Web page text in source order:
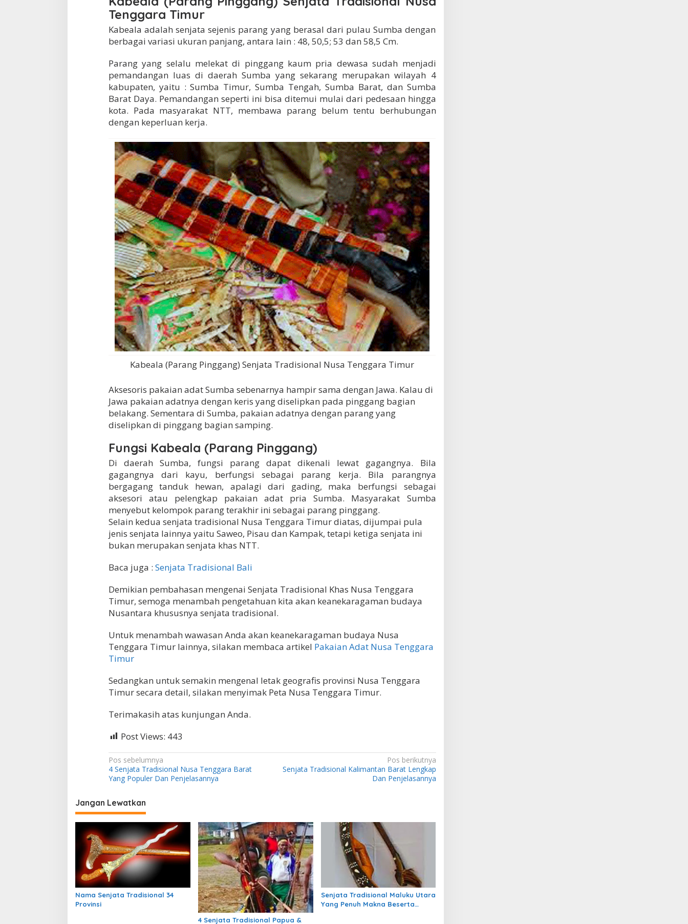
Tenggara Timur
Kabeala adalah senjata sejenis parang yang berasal dari pulau Sumba dengan
berbagai variasi ukuran panjang, antara lain : 48, 50,5; 53 dan 58,5 Cm.
Parang yang selalu melekat di pinggang kaum pria dewasa sudah menjadi
pemandangan luas di daerah Sumba yang sekarang merupakan wilayah 4
kabupaten, yaitu : Sumba Timur, Sumba Tengah, Sumba Barat, dan Sumba
Barat Daya. Pemandangan seperti ini bisa ditemui mulai dari pedesaan hingga
kota. Pada masyarakat NTT, membawa parang belum tentu berhubungan
dengan keperluan kerja.
Kabeala (Parang Pinggang) Senjata Tradisional Nusa Tenggara Timur
Aksesoris pakaian adat Sumba sebenarnya hampir sama dengan Jawa. Kalau di
Jawa pakaian adatnya dengan keris yang diselipkan pada pinggang bagian
belakang. Sementara di Sumba, pakaian adatnya dengan parang yang
diselipkan di pinggang bagian samping.
Fungsi Kabeala (Parang Pinggang)
Di daerah Sumba, fungsi parang dapat dikenali lewat gagangnya. Bila
gagangnya dari kayu, berfungsi sebagai parang kerja. Bila parangnya
bergagang tanduk hewan, apalagi dari gading, maka berfungsi sebagai
aksesori atau pelengkap pakaian adat pria Sumba. Masyarakat Sumba
menyebut kelompok parang terakhir ini sebagai parang pinggang.
Selain kedua senjata tradisional Nusa Tenggara Timur diatas, dijumpai pula
jenis senjata lainnya yaitu Saweo, Pisau dan Kampak, tetapi ketiga senjata ini
bukan merupakan senjata khas NTT.
Baca juga : Senjata Tradisional Bali
Demikian pembahasan mengenai Senjata Tradisional Khas Nusa Tenggara
Timur, semoga menambah pengetahuan kita akan keanekaragaman budaya
Nusantara khususnya senjata tradisional.
Untuk menambah wawasan Anda akan keanekaragaman budaya Nusa
Tenggara Timur lainnya, silakan membaca artikel Pakaian Adat Nusa Tenggara
Timur
Sedangkan untuk semakin mengenal letak geografis provinsi Nusa Tenggara
Timur secara detail, silakan menyimak Peta Nusa Tenggara Timur.
Terimakasih atas kunjungan Anda.
Post Views: 443
N
a
i
g
a
s
i
p
o
Pos sebelumnya
4 Senjata Tradisional Nusa Tenggara Barat
Yang Populer Dan Penjelasannya
Pos berikutnya
Senjata Tradisional Kalimantan Barat Lengkap
Dan Penjelasannya
Jangan Lewatkan
Nama Senjata Tradisional 34
Provinsi
4 Senjata Tradisional Papua &
Senjata Tradisional Maluku Utara
Yang Penuh Makna Beserta